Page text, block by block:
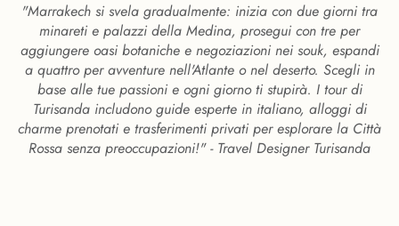
"Marrakech si svela gradualmente: inizia con due giorni tra
minareti e palazzi della Medina, prosegui con tre per
aggiungere oasi botaniche e negoziazioni nei souk, espandi
a quattro per avventure nell'Atlante o nel deserto. Scegli in
base alle tue passioni e ogni giorno ti stupirà. I tour di
Turisanda includono guide esperte in italiano, alloggi di
charme prenotati e trasferimenti privati per esplorare la Città
Rossa senza preoccupazioni!" - Travel Designer Turisanda